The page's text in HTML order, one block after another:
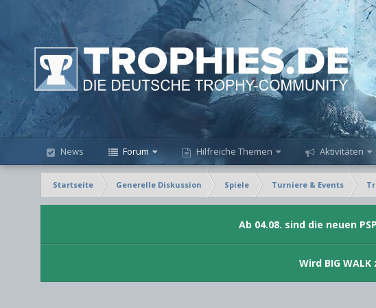
News Forum Hilfreiche Themen Aktivitäten
Startseite Generelle Diskussion Spiele Turniere & Events
Ab 04.08. sind die neuen
Wird BIG